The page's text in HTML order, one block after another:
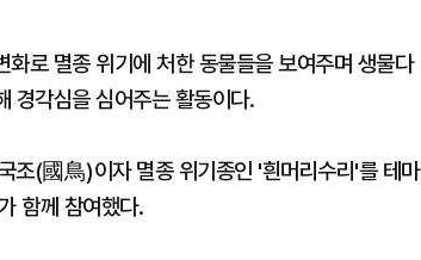
로 멸종 위기에 처한 동물들을 보여주며 생물다
경각심을 심어주는 활동이다.
조(國鳥)이자 멸종 위기종인 '흰머리수리'를 테마
함께 참여했다.